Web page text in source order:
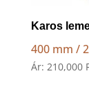
Karos
400 mm /
Ár: 210,000